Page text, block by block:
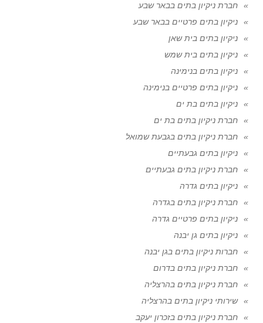
חברת ניקיון בתים בבאר שבע
ניקיון בתים פרטיים בבאר שבע
ניקיון בתים בית שאן
ניקיון בתים בית שמש
ניקיון בתים בנימינה
ניקיון בתים פרטיים בנימינה
ניקיון בתים בת ים
חברת ניקיון בתים בת ים
חברת ניקיון בתים בגבעת שמואל
ניקיון בתים גבעתיים
חברת ניקיון בתים גבעתיים
ניקיון בתים גדרה
חברת ניקיון בתים בגדרה
ניקיון בתים פרטיים גדרה
ניקיון בתים גן יבנה
חברות ניקיון בתים בגן יבנה
חברת ניקיון בתים בדרום
חברת ניקיון בתים בהרצליה
שירותי ניקיון בתים בהרצליה
חברת ניקיון בתים בזכרון יעקב